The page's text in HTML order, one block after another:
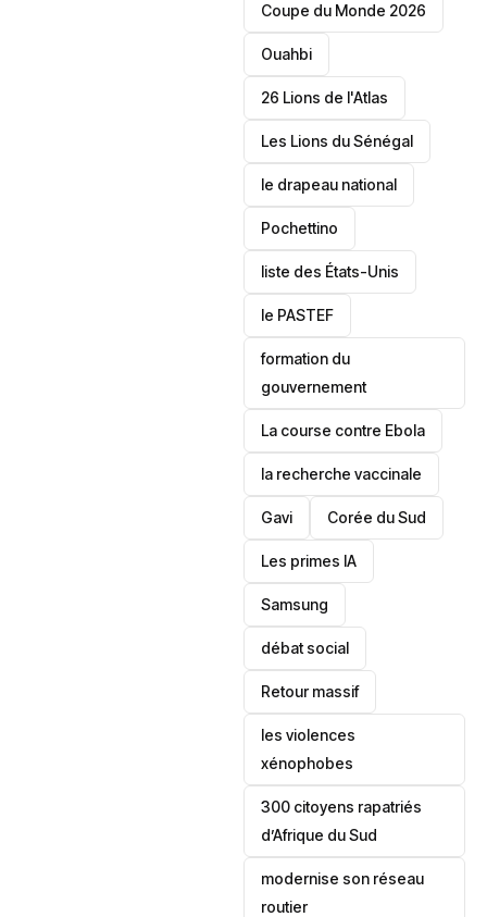
‎Coupe du Monde 2026
Ouahbi
26 Lions de l'Atlas
Les Lions du Sénégal
le drapeau national
Pochettino
liste des États-Unis
le PASTEF
formation du
gouvernement
La course contre Ebola
la recherche vaccinale
Gavi ‎Corée du Sud
Les primes IA
Samsung
débat social
Retour massif
les violences
xénophobes
300 citoyens rapatriés
d’Afrique du Sud
modernise son réseau
routier